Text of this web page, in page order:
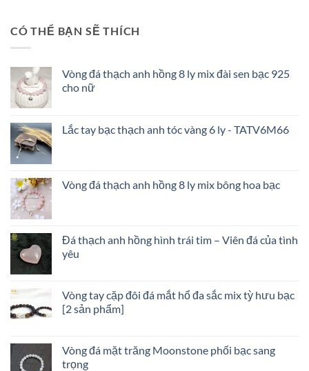
Trắng
mất
đá
đó
–
lộc
tình
CÓ THỂ BẠN SẼ THÍCH
Vòng đá thạch anh hồng 8 ly mix đài sen bạc 925
cho nữ
Lắc tay bạc thạch anh tóc vàng 6 ly - TATV6M66
Vòng đá thạch anh hồng 8 ly mix bông hoa bạc
Đá thạch anh hồng hình trái tim – Viên đá của tình
yêu
Vòng tay cặp đôi đá mắt hổ đa sắc mix tỳ hưu bạc
[2 sản phẩm]
Vòng đá mặt trăng Moonstone phối bạc sang
trọng